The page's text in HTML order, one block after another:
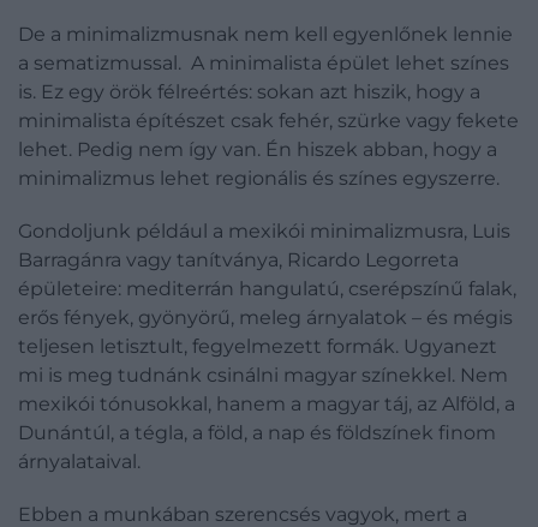
De a minimalizmusnak nem kell egyenlőnek lennie
a sematizmussal. A minimalista épület lehet színes
is. Ez egy örök félreértés: sokan azt hiszik, hogy a
minimalista építészet csak fehér, szürke vagy fekete
lehet. Pedig nem így van. Én hiszek abban, hogy a
minimalizmus lehet regionális és színes egyszerre.
Gondoljunk például a mexikói minimalizmusra, Luis
Barragánra vagy tanítványa, Ricardo Legorreta
épületeire: mediterrán hangulatú, cserépszínű falak,
erős fények, gyönyörű, meleg árnyalatok – és mégis
teljesen letisztult, fegyelmezett formák. Ugyanezt
mi is meg tudnánk csinálni magyar színekkel. Nem
mexikói tónusokkal, hanem a magyar táj, az Alföld, a
Dunántúl, a tégla, a föld, a nap és földszínek finom
árnyalataival.
Ebben a munkában szerencsés vagyok, mert a